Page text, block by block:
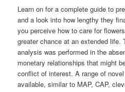
Learn on for a complete guide to
and a look into how lengthy they
you perceive how to care for
greater chance at an extended life.
analysis was performed in the
monetary relationships that might
conflict of interest. A range of
available, similar to MAP, CAP,